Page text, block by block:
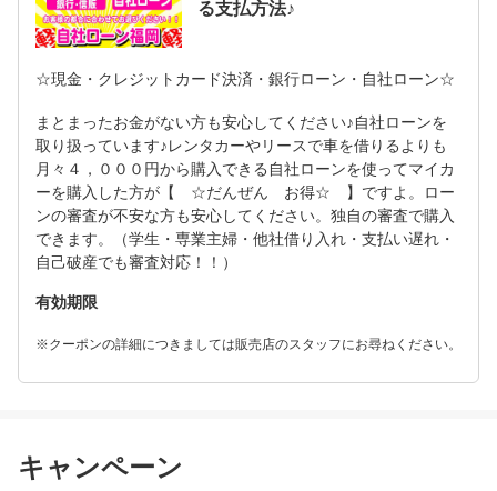
る支払方法♪
☆現金・クレジットカード決済・銀行ローン・自社ローン☆
まとまったお金がない方も安心してください♪自社ローンを
取り扱っています♪レンタカーやリースで車を借りるよりも
月々４，０００円から購入できる自社ローンを使ってマイカ
ーを購入した方が【 ☆だんぜん お得☆ 】ですよ。ロー
ンの審査が不安な方も安心してください。独自の審査で購入
できます。（学生・専業主婦・他社借り入れ・支払い遅れ・
自己破産でも審査対応！！）
有効期限
※クーポンの詳細につきましては販売店のスタッフにお尋ねください。
キャンペーン